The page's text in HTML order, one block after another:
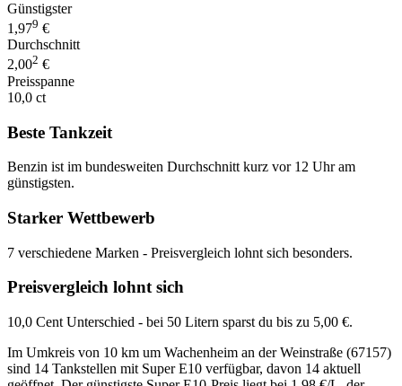
Günstigster
1,979 €
Durchschnitt
2,002 €
Preisspanne
10,0 ct
Beste Tankzeit
Benzin ist im bundesweiten Durchschnitt kurz vor 12 Uhr am
günstigsten.
Starker Wettbewerb
7 verschiedene Marken - Preisvergleich lohnt sich besonders.
Preisvergleich lohnt sich
10,0 Cent Unterschied - bei 50 Litern sparst du bis zu 5,00 €.
Im Umkreis von 10 km um Wachenheim an der Weinstraße (67157)
sind 14 Tankstellen mit Super E10 verfügbar, davon 14 aktuell